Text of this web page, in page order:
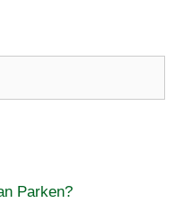
Parken?